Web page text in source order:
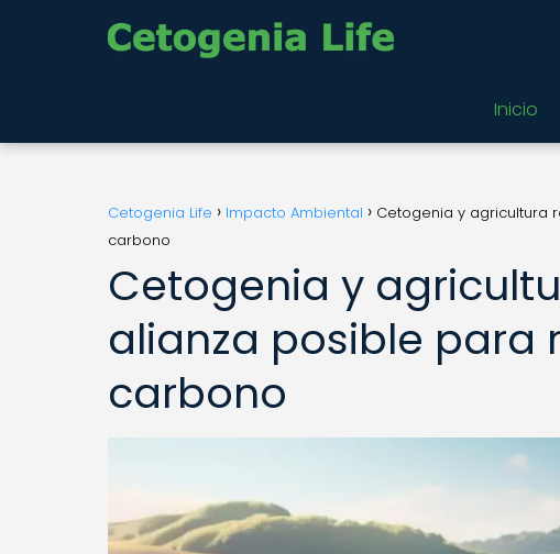
Inicio
Cetogenia Life Impacto Ambiental
Cetogenia y agricultura
carbono
Cetogenia y
alianza posible para
carbono